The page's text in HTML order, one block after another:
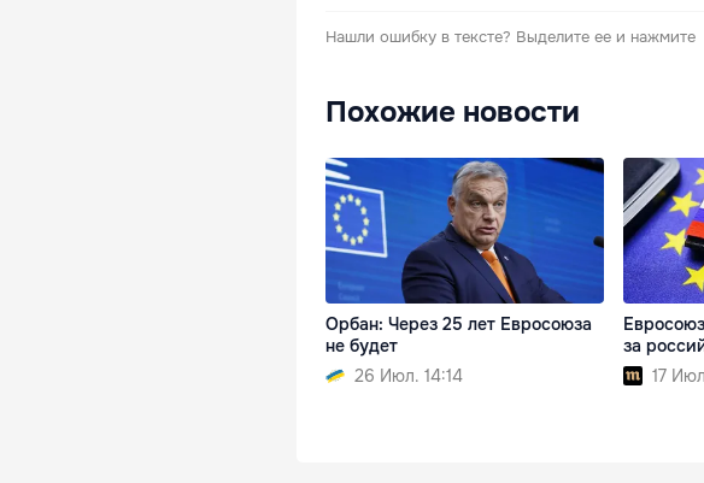
Нашли ошибку в тексте? Выделите ее и нажмите
Похожие новости
Орбан: Через 25 лет Евросоюза
не будет
26 Июл. 14:14
за
17